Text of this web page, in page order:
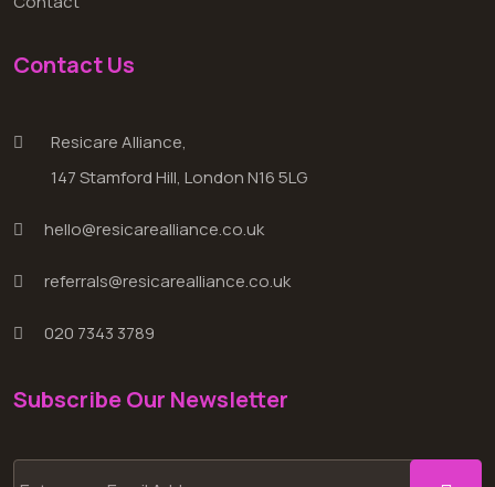
Contact Us
Resicare Alliance,
147 Stamford Hill, London N16 5LG
hello@resicarealliance.co.uk
referrals@resicarealliance.co.uk
020 7343 3789
Subscribe Our Newsletter